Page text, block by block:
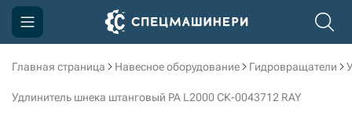
Главная страница Навесное оборудование Гидровращатели
Удлинитель шнека штанговый PA L2000 СК-0043712 RAY
Компания